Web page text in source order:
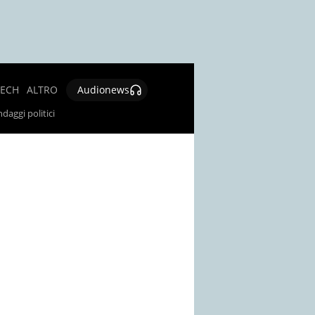
ALTRO
Audionews
politici